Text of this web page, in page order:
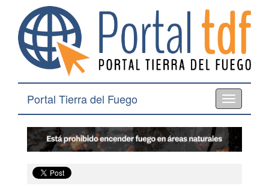
Toggle
navigation
Portal Tierra del Fuego